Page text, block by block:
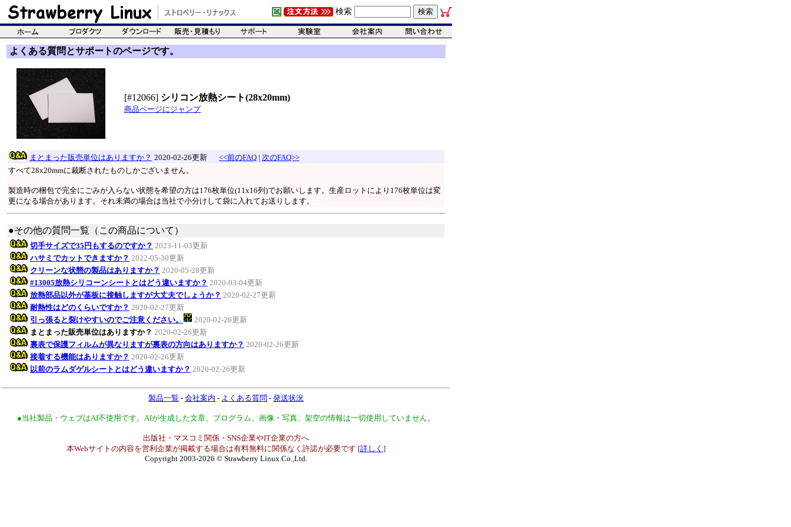
検索
よくある質問とサポートのページです。
[#12066] シリコン放熱シート(28x20mm)
商品ページにジャンプ
まとまった販売単位はありますか？ 2020-02-26更新 <<前のFAQ | 次のFAQ>>
すべて28x20mmに裁断されたものしかございません。
製造時の梱包で完全にごみが入らない状態を希望の方は176枚単位(11x16列)でお願いします。生産ロットにより176枚単位は変
更になる場合があります。それ未満の場合は当社で小分けして袋に入れてお送りします。
●その他の質問一覧（この商品について）
切手サイズで35円もするのですか？ 2023-11-03更新
ハサミでカットできますか？ 2022-05-30更新
クリーンな状態の製品はありますか？ 2020-05-28更新
#13005放熱シリコーンシートとはどう違いますか？ 2020-03-04更新
放熱部品以外が基板に接触しますが大丈夫でしょうか？ 2020-02-27更新
耐熱性はどのくらいですか？ 2020-02-27更新
引っ張ると裂けやすいのでご注意ください。
2020-02-26更新
まとまった販売単位はありますか？ 2020-02-26更新
裏表で保護フィルムが異なりますが裏表の方向はありますか？ 2020-02-26更新
接着する機能はありますか？ 2020-02-26更新
以前のラムダゲルシートとはどう違いますか？ 2020-02-26更新
製品一覧 - 会社案内 - よくある質問 - 発送状況
●当社製品・ウェブはAI不使用です。AIが生成した文章、プログラム、画像・写真、架空の情報は一切使用していません。
出版社・マスコミ関係・SNS企業やIT企業の方へ
本Webサイトの内容を営利企業が掲載する場合は有料無料に関係なく許諾が必要です [詳しく ]
Copyright 2003-2026 © Strawberry Linux Co.,Ltd.